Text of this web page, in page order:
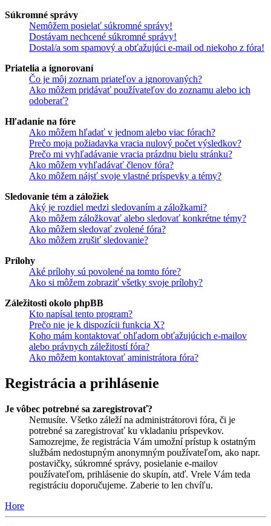
Súkromné správy
Nemôžem posielať súkromné správy!
Dostávam nechcené súkromné správy!
Dostal/a som spamový a obťažujúci e-mail od niekoho z fóra!
Priatelia a ignorovaní
Čo je môj zoznam priateľov a ignorovaných?
Ako môžem pridávať používateľov do zoznamu alebo ich
odoberať?
Hľadanie na fóre
Ako môžem hľadať v jednom alebo viac fórach?
Prečo moja požiadavka vracia nulový počet výsledkov?
Prečo mi vyhľadávanie vracia prázdnu bielu stránku?
Ako môžem vyhľadávať členov fóra?
Ako môžem nájsť svoje vlastné príspevky a témy?
Sledovanie tém a záložiek
Aký je rozdiel medzi sledovaním a záložkami?
Ako môžem záložkovať alebo sledovať konkrétne témy?
Ako môžem sledovať zvolené fóra?
Ako môžem zrušiť sledovanie?
Prílohy
Aké prílohy sú povolené na tomto fóre?
Ako si môžem zobraziť všetky svoje prílohy?
Záležitosti okolo phpBB
Kto napísal tento program?
Prečo nie je k dispozícii funkcia X?
Koho mám kontaktovať ohľadom obťažujúcich e-mailov
alebo právnych záležitostí fóra?
Ako môžem kontaktovať aministrátora fóra?
Registrácia a prihlásenie
Je vôbec potrebné sa zaregistrovať?
Nemusíte. Všetko záleží na administrátorovi fóra, či je
potrebné sa zaregistrovať ku vkladaniu príspevkov.
Samozrejme, že registrácia Vám umožní prístup k ostatným
službám nedostupným anonymným používateľom, ako napr.
postavičky, súkromné správy, posielanie e-mailov
používateľom, prihlásenie do skupín, atď. Vrele Vám teda
registráciu doporučujeme. Zaberie to len chvíľu.
Hore